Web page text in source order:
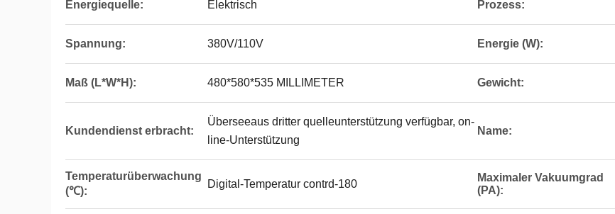
Energiequelle: Elektrisch Prozess:
Spannung: 380V/110V Energie (W):
Maß (L*W*H): 480*580*535 MILLIMETER Gewicht:
Kundendienst erbracht:
Überseeaus dritter quelleunterstützung verfügbar, on-
line-Unterstützung
Name:
Temperaturüberwachung
(℃):
Digital-Temperatur contrd-180
Maximaler Vakuumgrad
(PA):